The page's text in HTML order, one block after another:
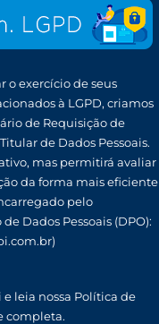
o exercício de seus
à LGPD, criamos
de Requisição de
de Dados Pessoais.
mas permitirá avaliar
da forma mais eficiente
pelo
Dados Pessoais (DPO):
e leia nossa Política de
completa.